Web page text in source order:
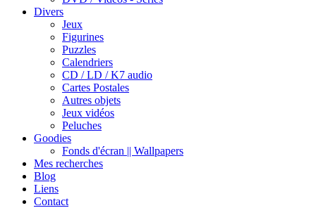
Divers
Jeux
Figurines
Puzzles
Calendriers
CD / LD / K7 audio
Cartes Postales
Autres objets
Jeux vidéos
Peluches
Goodies
Fonds d'écran || Wallpapers
Mes recherches
Blog
Liens
Contact